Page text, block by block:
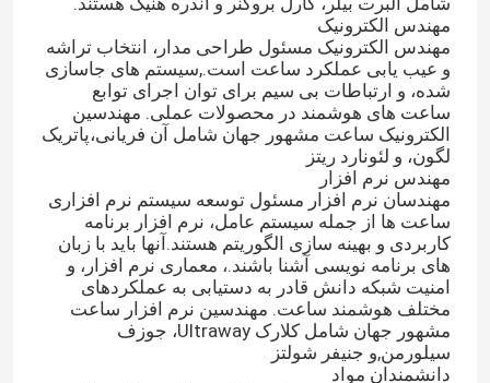
مهندس الکترونیک
مهندس الکترونیک مسئول طراحی مدار، انتخاب تراشه
و عیب یابی عملکرد ساعت است.,سیستم های جاسازی
شده، و ارتباطات بی سیم برای توان اجرای توابع
ساعت های هوشمند در محصولات عملی. مهندسین
الکترونیک ساعت مشهور جهان شامل آن فریانی،پاتريک
لگون، و لئونارد ریتز
مهندس نرم افزار
مهندسان نرم افزار مسئول توسعه سیستم نرم افزاری
ساعت ها از جمله سیستم عامل، نرم افزار برنامه
کاربردی و بهینه سازی الگوریتم هستند.آنها باید با زبان
های برنامه نویسی آشنا باشند.، معماری نرم افزار، و
امنیت شبکه دانش قادر به دستیابی به عملکردهای
مختلف هوشمند ساعت. مهندسین نرم افزار ساعت
مشهور جهان شامل کلارک Ultraway، جوزف
سیلورمن,و جنيفر شولتز
دانشمندان مواد